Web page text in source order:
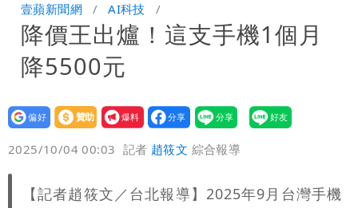
台積電一檔狂賺76億
賴清德「總統級嘲諷」嗆爆盧秀燕！8年
總帳一次掀翻
70歲姜厚任攜小2輪女友現身！交往原因
超Man
駐英台北代表處徵助理 薪資99K！工作
內容讓人看傻
白海豚明恐海警！全台大雨3天「這區下
到紫爆」
伊朗撂話美盟友：快勸川普停手！否則報
壹蘋新聞網 AI科技
降價王出爐！這支手機1個月
降5500元
設為
贊助
我要
爆料
2025/10/04 00:03 記者 趙筱文 綜合報導
【記者趙筱文／台北報導】2025年9月台灣手機